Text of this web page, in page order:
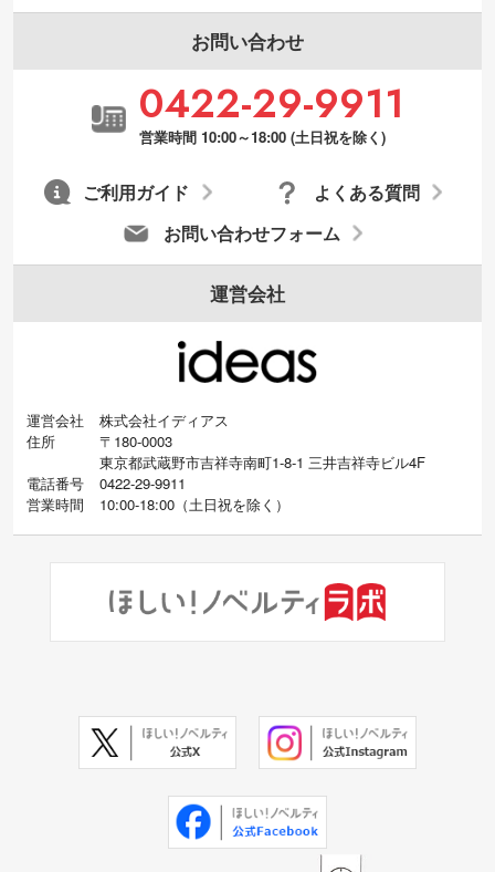
お問い合わせ
0422-29-9911
営業時間 10:00～18:00 (土日祝を除く)
お問い合わせフォーム
よくある質問
ご利用ガイド
運営会社
運営会社
株式会社イディアス
住所
〒180-0003
東京都武蔵野市吉祥寺南町1-8-1 三井吉祥寺ビル4F
電話番号
0422-29-9911
営業時間
10:00-18:00（土日祝を除く）